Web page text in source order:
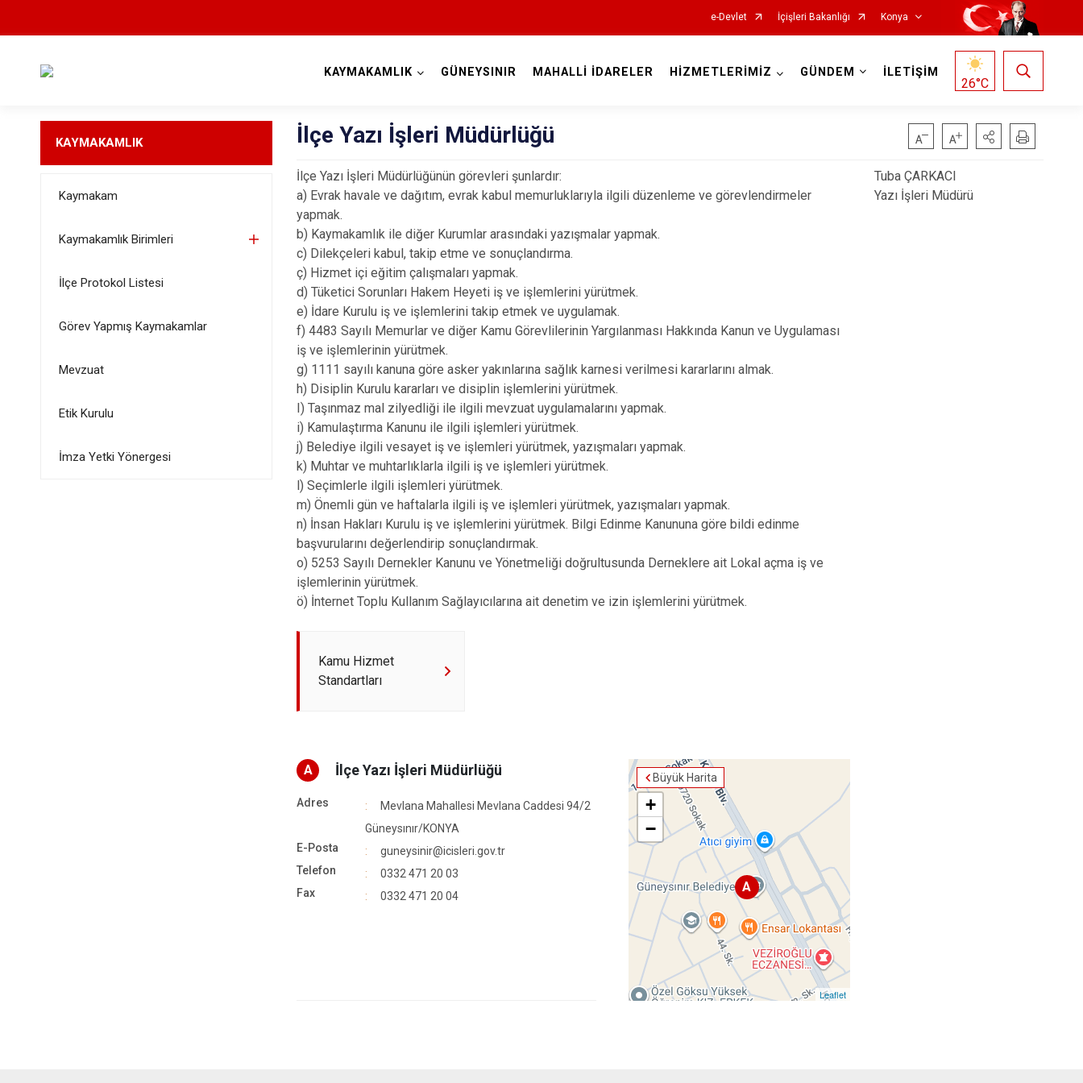
e-Devlet İçişleri Bakanlığı Konya
Ahırlı
Akören
Bozkır
Çeltik
Çumra
Derbent
Doğanhisar
Halkapınar
Kulu
KAYMAKAMLIK GÜNEYSINIR MAHALLİ İDARELER HİZMETLERİMİZ GÜNDEM İLETİŞİM
26°C
KAYMAKAMLIK
Kaymakam
Kaymakamlık Birimleri
İlçe Protokol Listesi
Görev Yapmış Kaymakamlar
Mevzuat
Etik Kurulu
İmza Yetki Yönergesi
İlçe Yazı İşleri Müdürlüğü
İlçe Yazı İşleri Müdürlüğünün görevleri şunlardır:
a) Evrak havale ve dağıtım, evrak kabul memurluklarıyla ilgili düzenleme ve görevlendirmeler
yapmak.
b) Kaymakamlık ile diğer Kurumlar arasındaki yazışmalar yapmak.
c) Dilekçeleri kabul, takip etme ve sonuçlandırma.
ç) Hizmet içi eğitim çalışmaları yapmak.
d) Tüketici Sorunları Hakem Heyeti iş ve işlemlerini yürütmek.
e) İdare Kurulu iş ve işlemlerini takip etmek ve uygulamak.
f) 4483 Sayılı Memurlar ve diğer Kamu Görevlilerinin Yargılanması Hakkında Kanun ve Uygulaması
iş ve işlemlerinin yürütmek.
g) 1111 sayılı kanuna göre asker yakınlarına sağlık karnesi verilmesi kararlarını almak.
h) Disiplin Kurulu kararları ve disiplin işlemlerini yürütmek.
I) Taşınmaz mal zilyedliği ile ilgili mevzuat uygulamalarını yapmak.
i) Kamulaştırma Kanunu ile ilgili işlemleri yürütmek.
j) Belediye ilgili vesayet iş ve işlemleri yürütmek, yazışmaları yapmak.
k) Muhtar ve muhtarlıklarla ilgili iş ve işlemleri yürütmek.
l) Seçimlerle ilgili işlemleri yürütmek.
m) Önemli gün ve haftalarla ilgili iş ve işlemleri yürütmek, yazışmaları yapmak.
n) İnsan Hakları Kurulu iş ve işlemlerini yürütmek. Bilgi Edinme Kanununa göre bildi edinme
başvurularını değerlendirip sonuçlandırmak.
o) 5253 Sayılı Dernekler Kanunu ve Yönetmeliği doğrultusunda Derneklere ait Lokal açma iş ve
işlemlerinin yürütmek.
ö) İnternet Toplu Kullanım Sağlayıcılarına ait denetim ve izin işlemlerini yürütmek.
Kamu Hizmet
Standartları
Büyük Harita
A
+
−
Leaflet
A İlçe Yazı İşleri Müdürlüğü
Adres
Mevlana Mahallesi Mevlana Caddesi 94/2
Güneysınır/KONYA
E-Posta
guneysinir@icisleri.gov.tr
Telefon
0332 471 20 03
Fax
0332 471 20 04
Tuba ÇARKACI
Yazı İşleri Müdürü